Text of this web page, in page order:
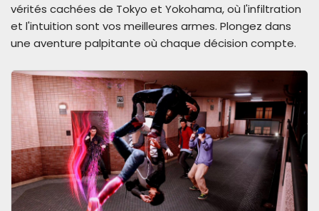
vérités cachées de Tokyo et Yokohama, où l'infiltration
et l'intuition sont vos meilleures armes. Plongez dans
une aventure palpitante où chaque décision compte.